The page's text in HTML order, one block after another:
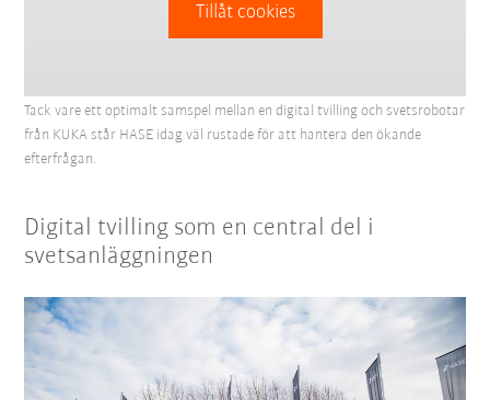
Tillåt cookies
Tack vare ett optimalt samspel mellan en digital tvilling och svetsrobotar
från KUKA står HASE idag väl rustade för att hantera den ökande
efterfrågan.
Digital tvilling som en central del i
svetsanläggningen